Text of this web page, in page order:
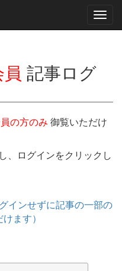
記事ログ
の方のみ 御覧いただけ
、ログインをクリックし
インせずに記事の一部の
ます）